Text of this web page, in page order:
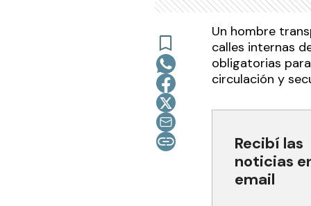
Un hombre
calles internas
obligatorias
circulación y
Recibí las
noticias
email